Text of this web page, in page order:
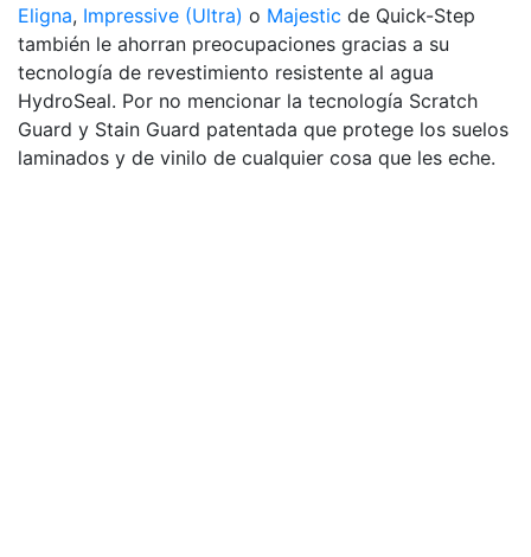
Eligna, Impressive (Ultra) o Majestic de Quick-Step
también le ahorran preocupaciones gracias a su
tecnología de revestimiento resistente al agua
HydroSeal. Por no mencionar la tecnología Scratch
Guard y Stain Guard patentada que protege los suelos
laminados y de vinilo de cualquier cosa que les eche.